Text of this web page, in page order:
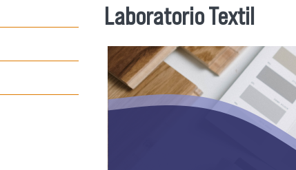
Se encuentra usted aquí
Laboratorio Textil